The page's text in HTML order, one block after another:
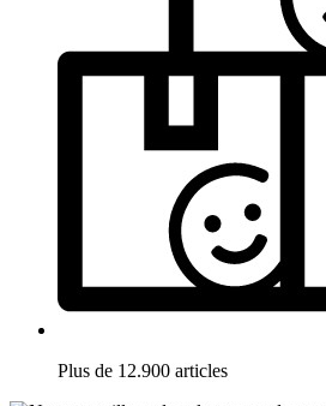
Plus de 12.900 articles